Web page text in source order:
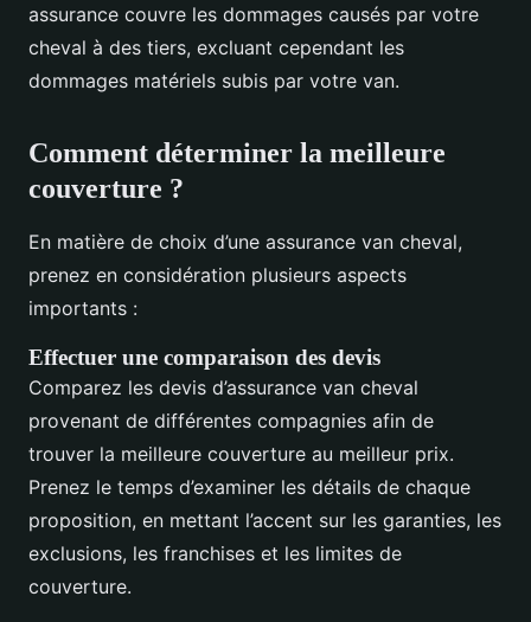
assurance couvre les dommages causés par votre
cheval à des tiers, excluant cependant les
dommages matériels subis par votre van.
Comment déterminer la meilleure
couverture ?
En matière de choix d’une assurance van cheval,
prenez en considération plusieurs aspects
importants :
Effectuer une comparaison des devis
Comparez les devis d’assurance van cheval
provenant de différentes compagnies afin de
trouver la meilleure couverture au meilleur prix.
Prenez le temps d’examiner les détails de chaque
proposition, en mettant l’accent sur les garanties, les
exclusions, les franchises et les limites de
couverture.